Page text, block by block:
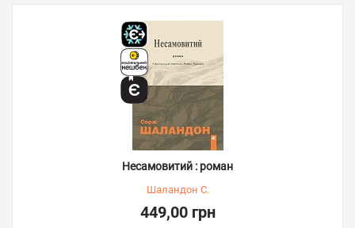
Несамовитий : роман
Шаландон С.
449,00 грн